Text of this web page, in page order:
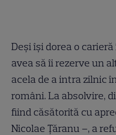
Deși își dorea o
avea să îi rezerve un
acela de a intra zilnic
români. La absolvire,
fiind căsătorită cu
Nicolae Țăranu –, a